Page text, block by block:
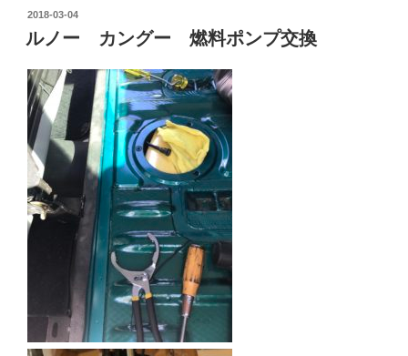
投
稿
日:
2018-03-04
ルノー カングー 燃料ポンプ交換